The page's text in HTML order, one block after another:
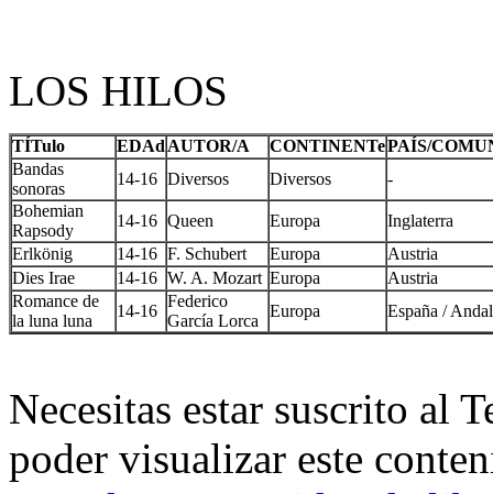
LOS HILOS
TÍTulo EDAd AUTOR/A CONTINENTePAÍS/
Bandas
sonoras
14-16 Diversos Diversos
-
Bohemian
Rapsody
14-16 Queen Europa
Inglaterra
Erlkönig
14-16 F. Schubert Europa
Austria
Dies Irae
14-16 W. A. Mozart Europa
Austria
Romance de
la luna luna
14-16
Federico
García Lorca
Europa España /
Necesitas estar suscrito al
poder visualizar este